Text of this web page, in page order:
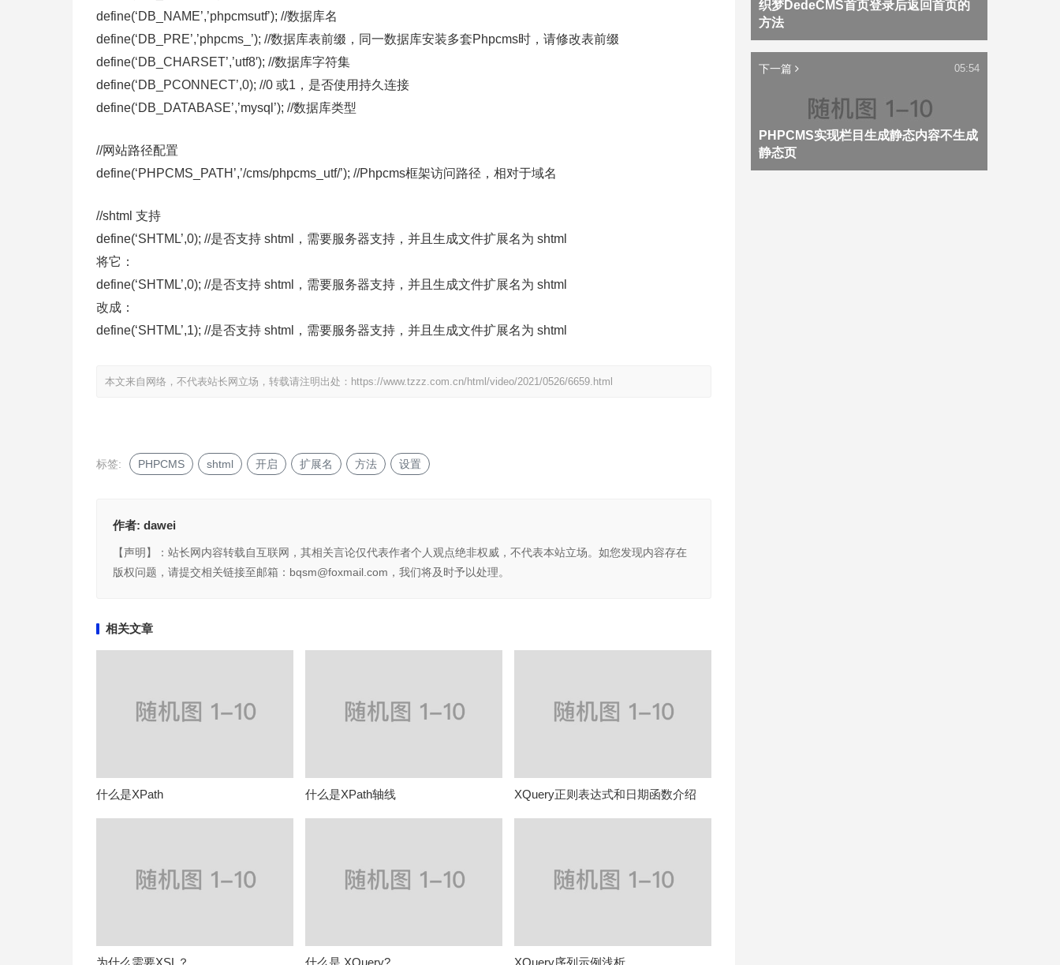
define(‘DB_NAME’,’phpcmsutf’); //数据库名
define(‘DB_PRE’,’phpcms_’); //数据库表前缀，同一数据库安装多套Phpcms时，请修改表前缀
define(‘DB_CHARSET’,’utf8′); //数据库字符集
define(‘DB_PCONNECT’,0); //0 或1，是否使用持久连接
define(‘DB_DATABASE’,’mysql’); //数据库类型
//网站路径配置
define(‘PHPCMS_PATH’,’/cms/phpcms_utf/’); //Phpcms框架访问路径，相对于域名
//shtml 支持
define(‘SHTML’,0); //是否支持 shtml，需要服务器支持，并且生成文件扩展名为 shtml
将它：
define(‘SHTML’,0); //是否支持 shtml，需要服务器支持，并且生成文件扩展名为 shtml
改成：
define(‘SHTML’,1); //是否支持 shtml，需要服务器支持，并且生成文件扩展名为 shtml
本文来自网络，不代表站长网立场，转载请注明出处： https://www.tzzz.com.cn/html/video/2021/0526/6659.html
标签: PHPCMS shtml 开启 扩展名 方法 设置
作者: dawei
【声明】：站长网内容转载自互联网，其相关言论仅代表作者个人观点绝非权威，不代表本站立场。如您发现内容存在
版权问题，请提交相关链接至邮箱：bqsm@foxmail.com，我们将及时予以处理。
相关文章
什么是XPath 什么是XPath轴线 XQuery正则表达式和日期函数介绍
织梦DedeCMS首页登录后返回首页的
方法
下一篇
PHPCMS实现栏目生成静态内容不生成
静态页
05:54